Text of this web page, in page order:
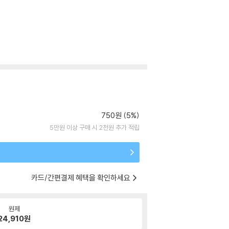
750원 (5%)
5만원 이상 구매 시 2천원 추가 적립
카드/간편결제 혜택을 확인하세요
원제
원